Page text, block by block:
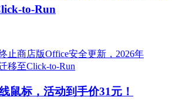
to-Run
鼠标，活动到手价31元！